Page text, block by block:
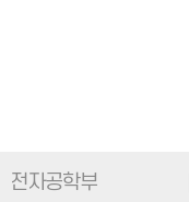
전자공학부